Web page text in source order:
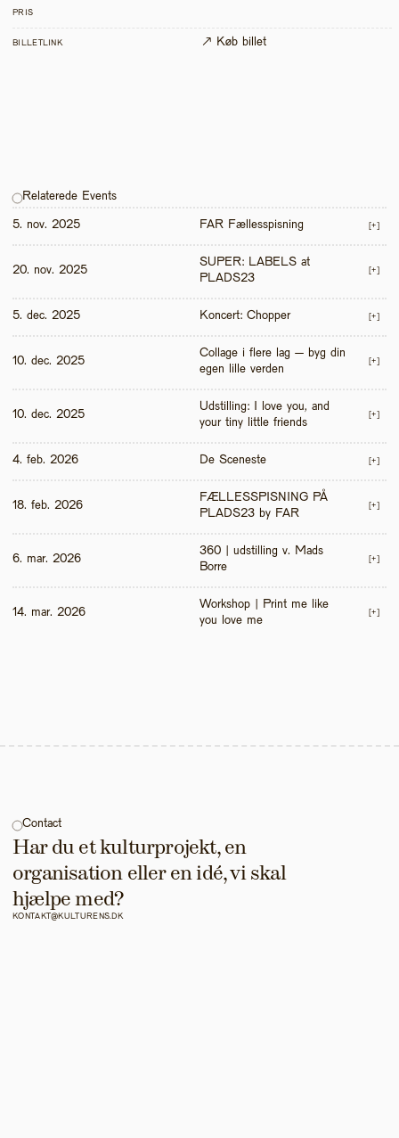
PRIS
BILLETLINK ↗ Køb billet
Relaterede Events
5. nov. 2025 FAR Fællesspisning [+]
20. nov. 2025
SUPER: LABELS at
PLADS23
[+]
5. dec. 2025 Koncert: Chopper [+]
10. dec. 2025
Collage i flere lag – byg din
egen lille verden
[+]
10. dec. 2025
Udstilling: I love you, and
your tiny little friends
[+]
4. feb. 2026 De Sceneste [+]
18. feb. 2026
FÆLLESSPISNING PÅ
PLADS23 by FAR
[+]
6. mar. 2026
360 | udstilling v. Mads
Borre
[+]
14. mar. 2026
Workshop | Print me like
you love me
[+]
Contact
Har du et kulturprojekt, en
organisation eller en idé, vi skal
hjælpe med?
KONTAKT@KULTURENS.DK